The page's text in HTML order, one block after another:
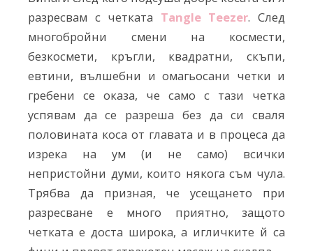
разресвам с четката Tangle Teezer. След
многобройни смени на космести,
безкосмети, кръгли, квадратни, скъпи,
евтини, вълшебни и омагьосани четки и
гребени се оказа, че само с тази четка
успявам да се разреша без да си сваля
половината коса от главата и в процеса да
изрека на ум (и не само) всички
непристойни думи, които някога съм чула.
Трябва да призная, че усещането при
разресване е много приятно, защото
четката е доста широка, а игличките й са